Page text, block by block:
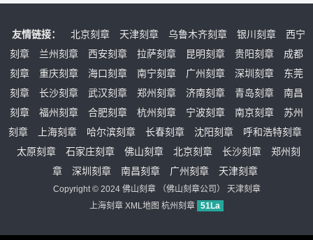
友情链接： 北京刻章 天津刻章 乌鲁木齐刻章 银川刻章
西宁
刻章
兰州刻章 西安刻章 拉萨刻章 昆明刻章 贵阳刻章
成都
刻章
重庆刻章 海口刻章 南宁刻章 广州刻章 深圳刻章
东莞
刻章
长沙刻章 武汉刻章 郑州刻章 济南刻章 青岛刻章
南昌
刻章
福州刻章 合肥刻章 杭州刻章 宁波刻章 南京刻章
苏州
刻章
上海刻章 哈尔滨刻章 长春刻章 沈阳刻章
呼和浩特刻章
太原刻章
石家庄刻章 佛山刻章 北京刻章 长沙刻章
郑州刻
章
深圳刻章 南昌刻章 广州刻章 天津刻章
Copyright © 2024 佛山刻章（佛山刻章公司 ） 天津刻章
上海刻章 XML地图 杭州刻章 51La